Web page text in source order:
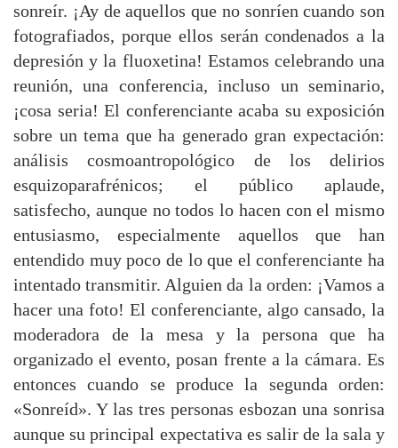
sonreír. ¡Ay de aquellos que no sonríen cuando son
fotografiados, porque ellos serán condenados a la
depresión y la fluoxetina! Estamos celebrando una
reunión, una conferencia, incluso un seminario,
¡cosa seria! El conferenciante acaba su exposición
sobre un tema que ha generado gran expectación:
análisis cosmoantropológico de los delirios
esquizoparafrénicos; el público aplaude,
satisfecho, aunque no todos lo hacen con el mismo
entusiasmo, especialmente aquellos que han
entendido muy poco de lo que el conferenciante ha
intentado transmitir. Alguien da la orden: ¡Vamos a
hacer una foto! El conferenciante, algo cansado, la
moderadora de la mesa y la persona que ha
organizado el evento, posan frente a la cámara. Es
entonces cuando se produce la segunda orden:
«Sonreíd». Y las tres personas esbozan una sonrisa
aunque su principal expectativa es salir de la sala y